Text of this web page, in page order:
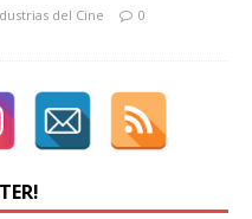
del Cine 0